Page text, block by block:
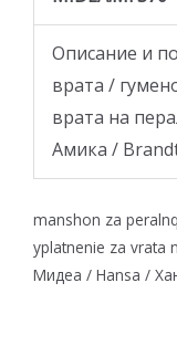
Описание и
врата /
врата на
Амика /
manshon za
yplatnenie za vrata
Мидеа / Hansa /